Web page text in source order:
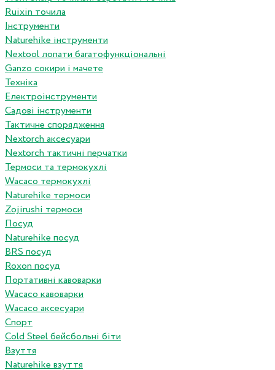
Ruixin точила
Інструменти
Naturehike інструменти
Nextool лопати багатофункціональні
Ganzo сокири і мачете
Техніка
Електроінструменти
Садові інструменти
Тактичне спорядження
Nextorch аксесуари
Nextorch тактичні перчатки
Термоси та термокухлі
Wacaco термокухлі
Naturehike термоси
Zojirushi термоси
Посуд
Naturehike посуд
BRS посуд
Roxon посуд
Портативні кавоварки
Wacaco кавоварки
Wacaco аксесуари
Спорт
Cold Steel бейсбольні біти
Взуття
Naturehike взуття